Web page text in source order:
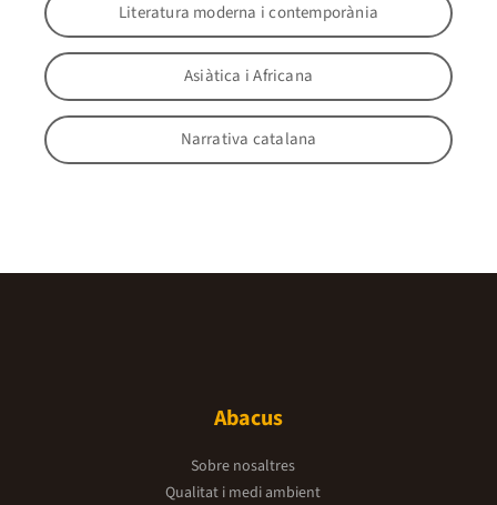
Literatura moderna i contemporània
Asiàtica i Africana
Narrativa catalana
Abacus
Sobre nosaltres
Qualitat i medi ambient